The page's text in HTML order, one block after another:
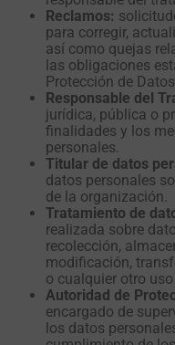
Reclamos:
para corregir,
así como quejas
las obligaciones
Protección de
Responsable del
jurídica, pública o
finalidades y los
personales.
Titular de datos
datos personales
de la organización.
Tratamiento de
realizada sobre
recolección,
modificación,
o cualquier otro
Autoridad de
encargado de
los datos